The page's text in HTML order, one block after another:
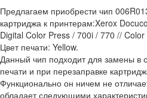
Предлагаем приобрести чип
картриджа к принтерам:Xerox
Digital Color Press / 700i / 770 //
Цвет печати: Yellow.
Данный чип подходит для замены в
печати и при перезаправке
Функционально он ничем не
обладает следующими